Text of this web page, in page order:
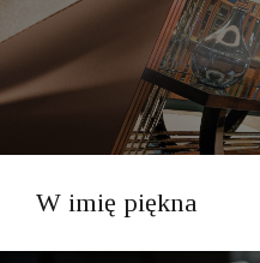
W imię piękna